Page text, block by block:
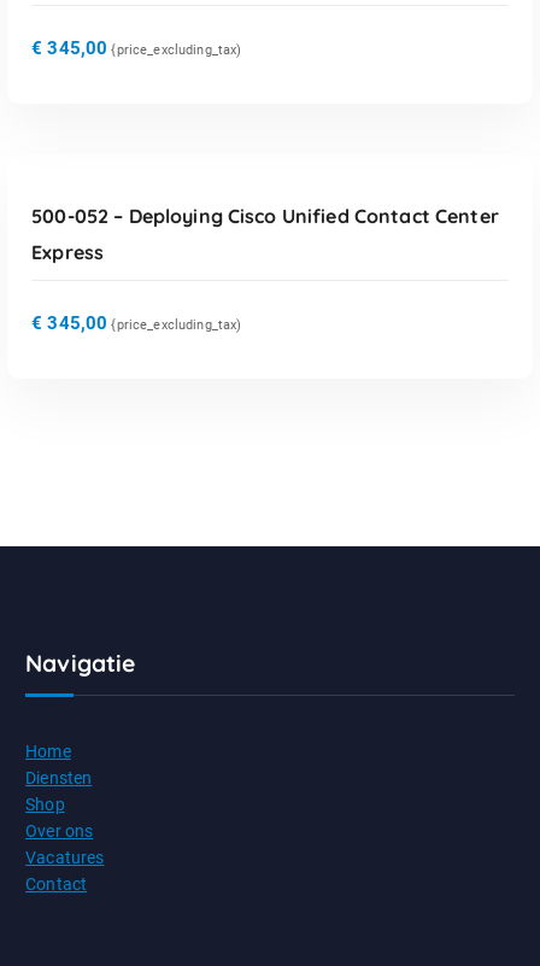
€ 345,00 {price_excluding_tax)
500-052 – Deploying Cisco Unified Contact Center
Express
€ 345,00 {price_excluding_tax)
Navigatie
Home
Diensten
Shop
Over ons
Vacatures
Contact